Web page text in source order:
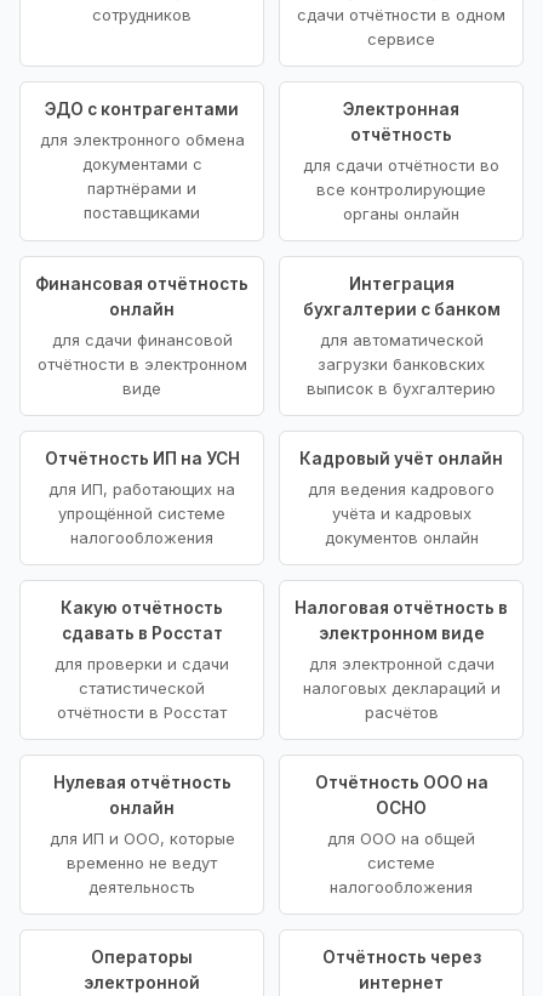
сотрудников
сдачи отчётности в одном
сервисе
ЭДО с контрагентами
для электронного обмена
документами с
партнёрами и
поставщиками
Электронная
отчётность
для сдачи отчётности во
все контролирующие
органы онлайн
Финансовая отчётность
онлайн
для сдачи финансовой
отчётности в электронном
виде
Интеграция
бухгалтерии с банком
для автоматической
загрузки банковских
выписок в бухгалтерию
Отчётность ИП на УСН
для ИП, работающих на
упрощённой системе
налогообложения
Кадровый учёт онлайн
для ведения кадрового
учёта и кадровых
документов онлайн
Какую отчётность
сдавать в Росстат
для проверки и сдачи
статистической
отчётности в Росстат
Налоговая отчётность в
электронном виде
для электронной сдачи
налоговых деклараций и
расчётов
Нулевая отчётность
онлайн
для ИП и ООО, которые
временно не ведут
деятельность
Отчётность ООО на
ОСНО
для ООО на общей
системе
налогообложения
Операторы
электронной
Отчётность через
интернет